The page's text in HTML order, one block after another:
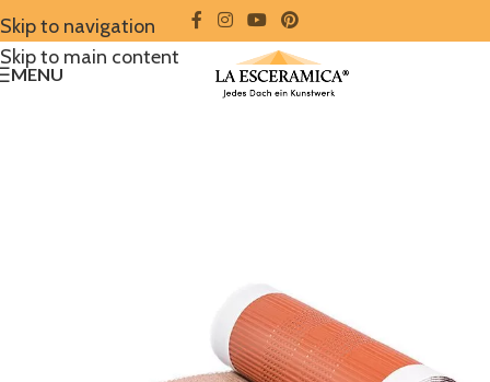
Skip to navigation
Skip to main content
MENU